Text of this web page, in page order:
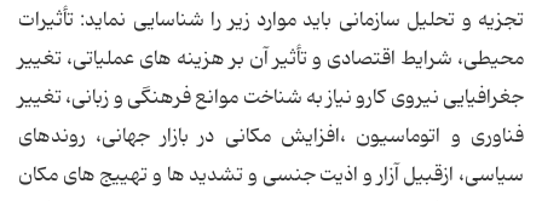
تجزیه و تحلیل سازمانی باید موارد زیر را شناسایی نماید: تأثیرات
محیطی، شرایط اقتصادی و تأثیر آن بر هزینه های عملیاتی، تغییر
جغرافیایی نیروی كارو نیاز به شناخت موانع فرهنگی و زبانی، تغییر
فناوری و اتوماسیون ،افزایش مكانی در بازار جهانی، روندهای
سیاسی، ازقبیل آزار و اذیت جنسی و تشدید ها و تهییج های مكان